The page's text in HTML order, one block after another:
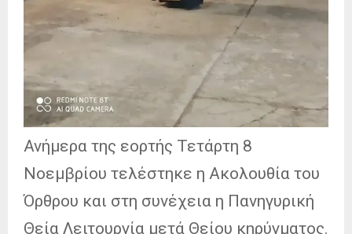
Ανήμερα της εορτής Τετάρτη 8
Νοεμβρίου τελέστηκε η Ακολουθία του
Όρθρου και στη συνέχεια η Πανηγυρική
Θεία Λειτουργία μετά Θείου κηρύγματος.